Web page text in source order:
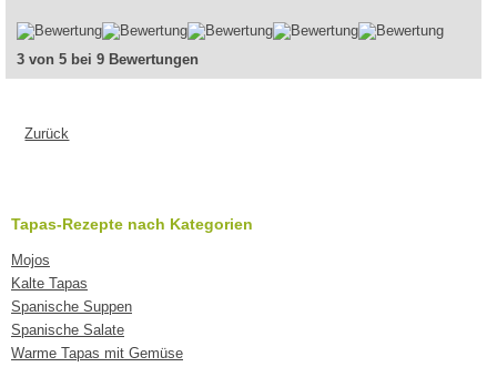
3 von 5 bei 9 Bewertungen
Zurück
Tapas-Rezepte nach Kategorien
Mojos
Kalte Tapas
Spanische Suppen
Spanische Salate
Warme Tapas mit Gemüse